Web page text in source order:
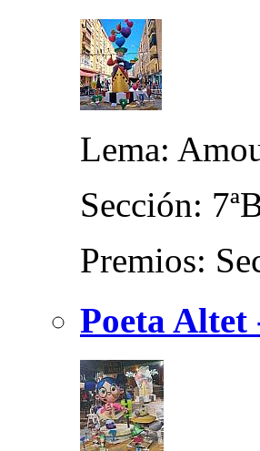
Lema:
Sección:
Premios:
Poeta